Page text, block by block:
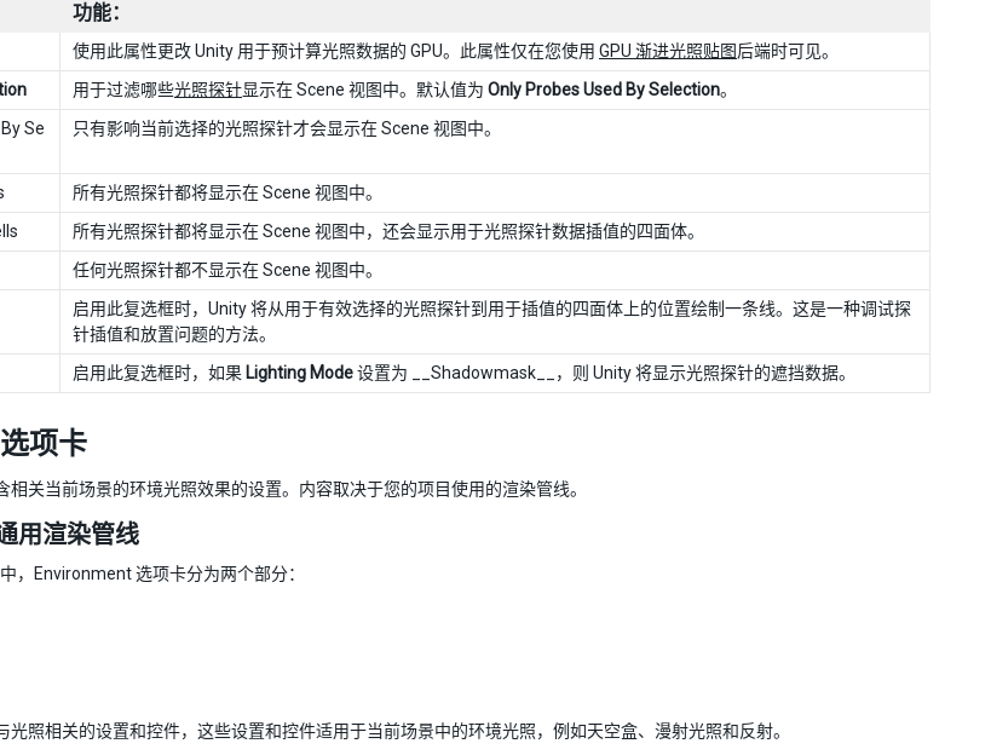
功能：
使用此属性更改 Unity 用于预计算光照数据的 GPU。此属性仅在您使用 GPU 渐进光照贴图后端时可见。
用于过滤哪些光照探针显示在 Scene 视图中。默认值为 Only Probes Used By Selection。
Se
只有影响当前选择的光照探针才会显示在 Scene 视图中。
所有光照探针都将显示在 Scene 视图中。
所有光照探针都将显示在 Scene 视图中，还会显示用于光照探针数据插值的四面体。
任何光照探针都不显示在 Scene 视图中。
启用此复选框时，Unity 将从用于有效选择的光照探针到用于插值的四面体上的位置绘制一条线。这是一种调试探
针插值和放置问题的方法。
启用此复选框时，如果 Lighting Mode设置为 __Shadowmask__，则 Unity 将显示光照探针的遮挡数据。
项卡
相关当前场景的环境光照效果的设置。内容取决于您的项目使用的渲染管线。
用渲染管线
，Environment 选项卡分为两个部分：
光照相关的设置和控件，这些设置和控件适用于当前场景中的环境光照，例如天空盒、漫射光照和反射。